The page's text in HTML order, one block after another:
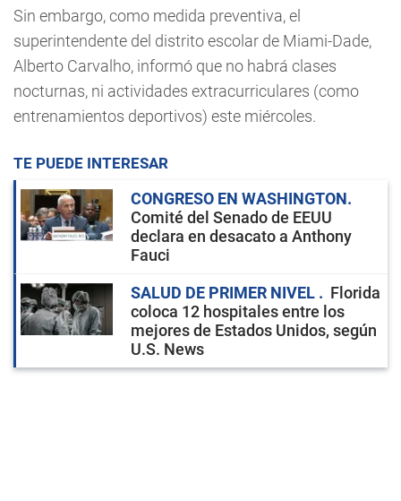
Sin embargo, como medida preventiva, el
superintendente del distrito escolar de Miami-Dade,
Alberto Carvalho, informó que no habrá clases
nocturnas, ni actividades extracurriculares (como
entrenamientos deportivos) este miércoles.
TE PUEDE INTERESAR
CONGRESO EN WASHINGTON
Comité del Senado de EEUU
declara en desacato a Anthony
Fauci
SALUD DE PRIMER NIVEL
Florida
coloca 12 hospitales entre los
mejores de Estados Unidos, según
U.S. News